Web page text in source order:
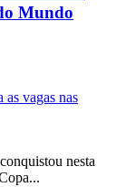
Mundo
nesta